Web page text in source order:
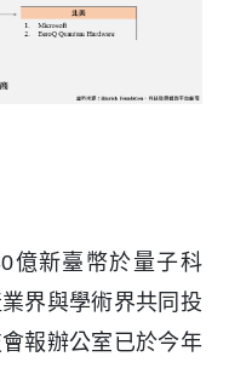
億新臺幣於量子科
界與學術界共同投
報辦公室已於今年